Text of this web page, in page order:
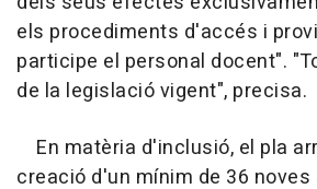
els procediments d'accés i
participe el personal docent".
de la legislació vigent", precisa.
En matèria d'inclusió, el pla
creació d'un mínim de 36 noves